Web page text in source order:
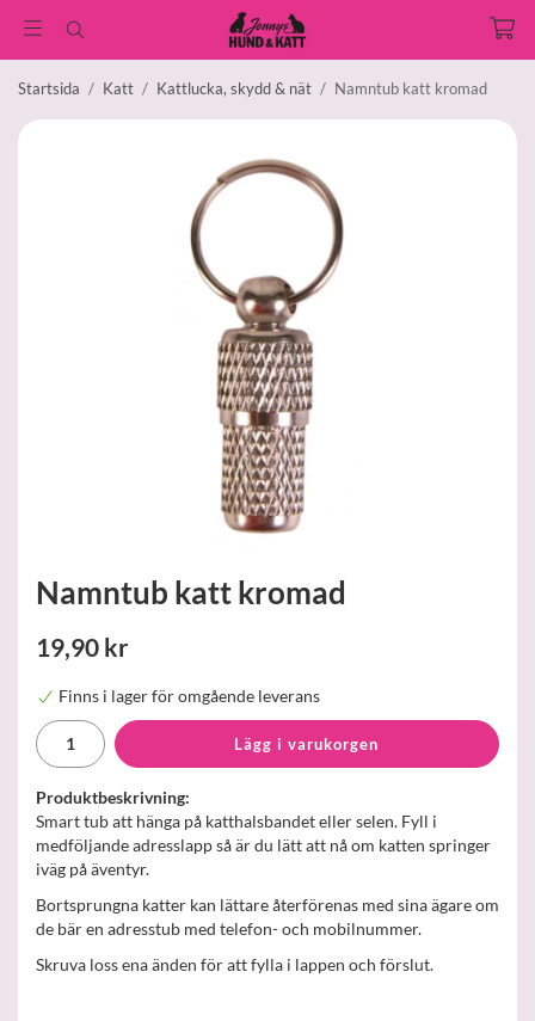
Startsida / Katt / Kattlucka, skydd & nät / Namntub katt kromad
Namntub katt kromad
19,90 kr
Finns i lager för omgående leverans
Lägg i varukorgen
Produktbeskrivning:
Smart tub att hänga på katthalsbandet eller selen. Fyll i
medföljande adresslapp så är du lätt att nå om katten springer
iväg på äventyr.
Bortsprungna katter kan lättare återförenas med sina ägare om
de bär en adresstub med telefon- och mobilnummer.
Skruva loss ena änden för att fylla i lappen och förslut.